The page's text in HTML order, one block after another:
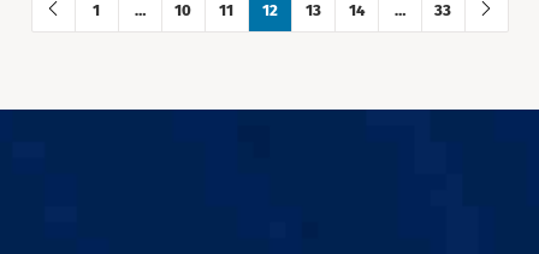
1 … 10 11 12 13 14 … 33